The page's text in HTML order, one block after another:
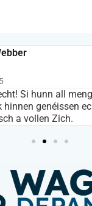
Si hunn all
hinnen genéissen
a vollen Zich.